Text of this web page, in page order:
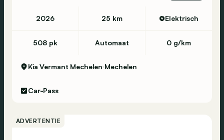
Vermoeidheidsdetectie
Alarm
Noodoproep
2026 25 km Elektrisch
508 pk Automaat 0 g/km
Kia Vermant Mechelen Mechelen
Car-Pass
ADVERTENTIE